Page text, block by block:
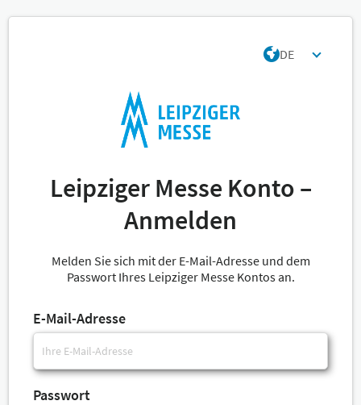
DE
Leipziger Messe Konto –
Anmelden
Melden Sie sich mit der E-Mail-Adresse und dem
Passwort Ihres Leipziger Messe Kontos an.
E-Mail-Adresse
Passwort